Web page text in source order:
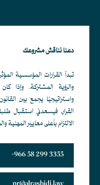
دعنا نناقش مشروعك
تبدأ القرارات المؤسسية
والرؤية المشتركة. وإذا
واستراتيجيًا يجمع بين
القرار، فيسعدني استقبال
الالتزام بأعلى معايير
+966 58 299 3355